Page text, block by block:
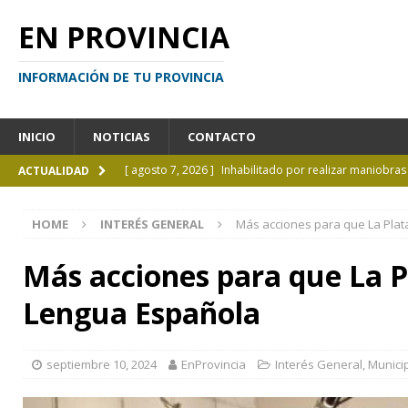
EN PROVINCIA
INFORMACIÓN DE TU PROVINCIA
INICIO NOTICIAS CONTACTO
ACTUALIDAD [ agosto 7, 2026 ] Inhabilitado por realizar
[ agosto 7, 2026 ]
Borges sobre Almafuerte en la
[ agosto 6, 2026 ]
Calendario de eventos turísticos
El mito de Juan Moreira todavía
HOME INTERÉS GENERAL Más acciones para que La
Más acciones para que La
Lengua Española
septiembre 10, 2024 EnProvincia Interés General,